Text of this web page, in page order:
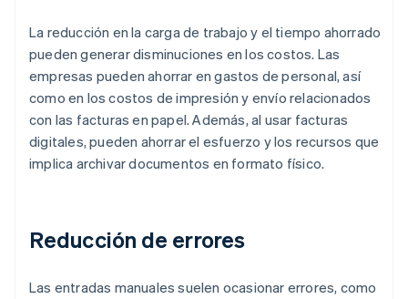
La reducción en la carga de trabajo y el tiempo ahorrado
pueden generar disminuciones en los costos. Las
empresas pueden ahorrar en gastos de personal, así
como en los costos de impresión y envío relacionados
con las facturas en papel. Además, al usar facturas
digitales, pueden ahorrar el esfuerzo y los recursos que
implica archivar documentos en formato físico.
Reducción de errores
Las entradas manuales suelen ocasionar errores, como